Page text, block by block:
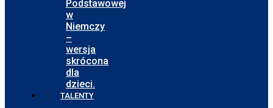
Podstawowej
w
Niemczy
–
wersja
skrócona
dla
dzieci.
TALENTY